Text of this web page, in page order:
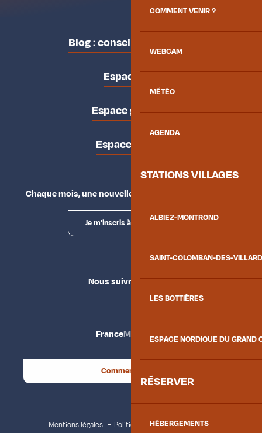
COMMENT VENIR ?
WEBCAM
MÉTÉO
AGENDA
STATIONS VILLAGES
ALBIEZ-MONTROND
SAINT-COLOMBAN-DES-
LES BOTTIÈRES
ESPACE NORDIQUE DU GRAND
RÉSERVER
HÉBERGEMENTS
Blog : conseils des locaux
Espace pro
Espace groupes
Espace presse
Chaque mois, une nouvelle façon d'explorer la vallée.
Je m'inscris à la newsletter
Nous suivre
FranceMaurienne
Comment venir ?
Mentions légales
Politique de confidentialité